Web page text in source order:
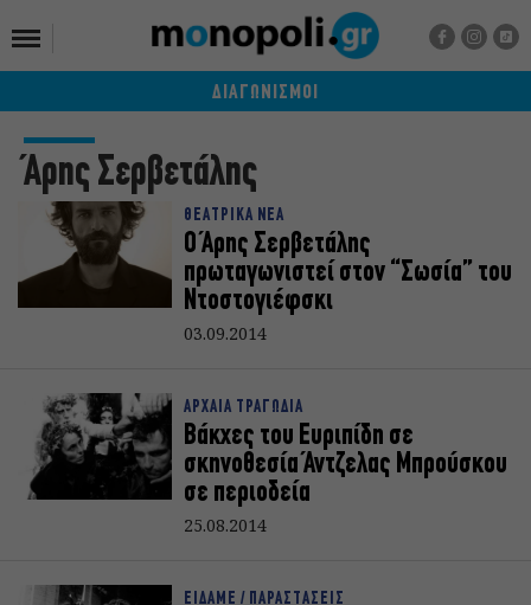
ΔΙΑΓΩΝΙΣΜΟΙ
Άρης Σερβετάλης
ΘΕΑΤΡΙΚΑ ΝΕΑ
Ο Άρης Σερβετάλης
πρωταγωνιστεί στον “Σωσία” του
Ντοστογιέφσκι
03.09.2014
ΑΡΧΑΙΑ ΤΡΑΓΩΔΙΑ
Βάκχες του Ευριπίδη σε
σκηνοθεσία Άντζελας Μπρούσκου
σε περιοδεία
25.08.2014
ΕΙΔΑΜΕ / ΠΑΡΑΣΤΑΣΕΙΣ